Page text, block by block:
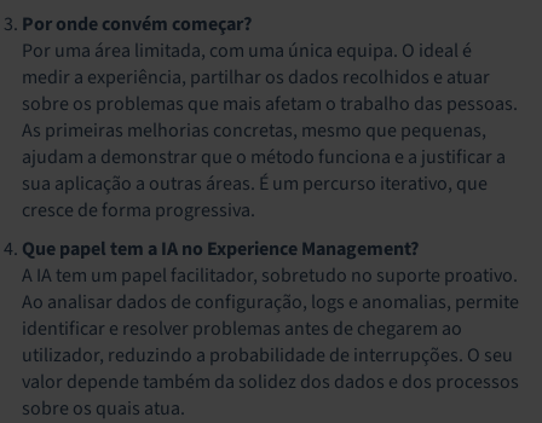
Por onde convém começar?
Por uma área limitada, com uma única equipa. O ideal é
medir a experiência, partilhar os dados recolhidos e atuar
sobre os problemas que mais afetam o trabalho das pessoas.
As primeiras melhorias concretas, mesmo que pequenas,
ajudam a demonstrar que o método funciona e a justificar a
sua aplicação a outras áreas. É um percurso iterativo, que
cresce de forma progressiva.
Que papel tem a IA no Experience Management?
A IA tem um papel facilitador, sobretudo no suporte proativo.
Ao analisar dados de configuração, logs e anomalias, permite
identificar e resolver problemas antes de chegarem ao
utilizador, reduzindo a probabilidade de interrupções. O seu
valor depende também da solidez dos dados e dos processos
sobre os quais atua.